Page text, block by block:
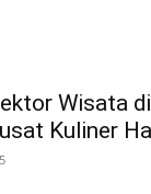
Wisata
Kuliner